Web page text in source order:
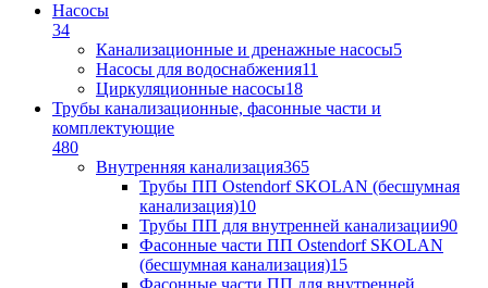
Насосы
34
Канализационные и дренажные насосы5
Насосы для водоснабжения11
Циркуляционные насосы18
Трубы канализационные, фасонные части и
комплектующие
480
Внутренняя канализация365
Трубы ПП Ostendorf SKOLAN (бесшумная
канализация)10
Трубы ПП для внутренней канализации90
Фасонные части ПП Ostendorf SKOLAN
(бесшумная канализация)15